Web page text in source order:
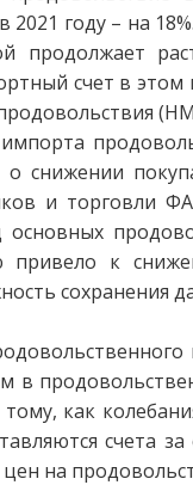
2021 году – на
продолжает
счет в этом
о снижении
и торговли
привело к
сохранения
в
как
счета за
на